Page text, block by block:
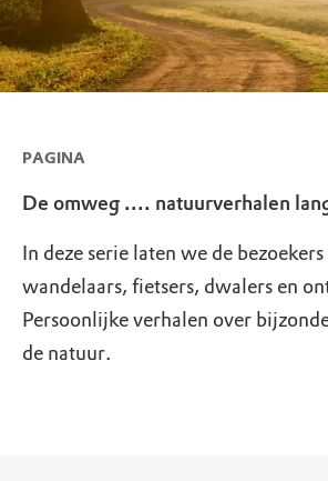
PAGINA
De omweg .... natuurverhalen
In deze serie laten we de
wandelaars, fietsers, dwalers en
Persoonlijke verhalen over
de natuur.